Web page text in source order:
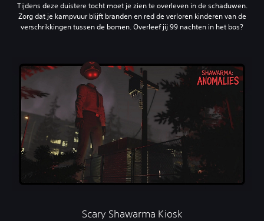
Tijdens deze duistere tocht moet je zien te overleven in de schaduwen.
Zorg dat je kampvuur blijft branden en red de verloren kinderen van de
verschrikkingen tussen de bomen. Overleef jij 99 nachten in het bos?
Scary Shawarma Kiosk